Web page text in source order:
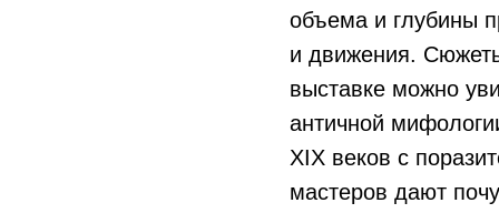
объема и глубины
и движения.
выставке можно
античной
XIX веков с
мастеров дают